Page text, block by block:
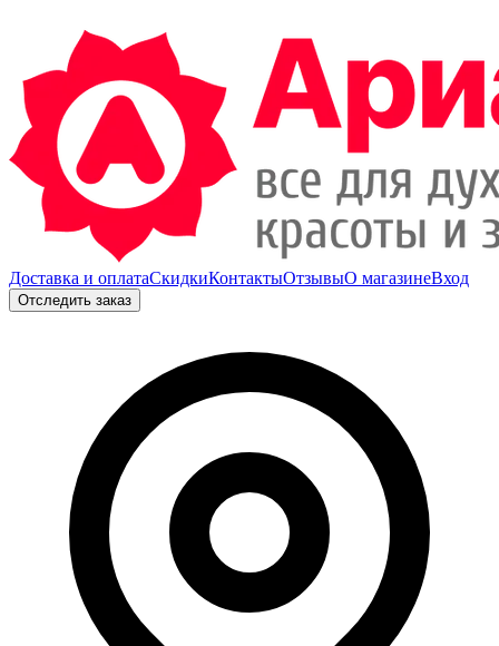
Доставка и оплатаСкидкиКонтактыОтзывыО магазинеВход
Отследить заказ